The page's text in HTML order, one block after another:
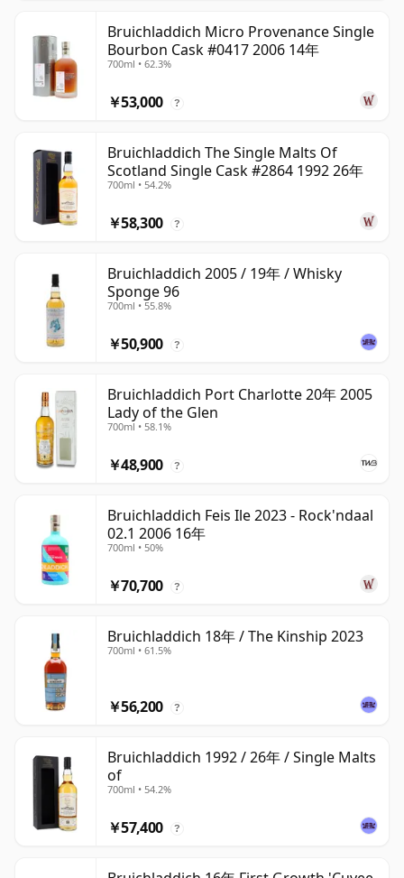
Bruichladdich Micro Provenance Single
Bourbon Cask #0417 2006 14年
700ml • 62.3%
￥53,000 ?
Bruichladdich The Single Malts Of
Scotland Single Cask #2864 1992 26年
700ml • 54.2%
￥58,300 ?
Bruichladdich 2005 / 19年 / Whisky
Sponge 96
700ml • 55.8%
￥50,900 ?
Bruichladdich Port Charlotte 20年 2005
Lady of the Glen
700ml • 58.1%
￥48,900 ?
Bruichladdich Feis Ile 2023 - Rock'ndaal
02.1 2006 16年
700ml • 50%
￥70,700 ?
Bruichladdich 18年 / The Kinship 2023
700ml • 61.5%
￥56,200 ?
Bruichladdich 1992 / 26年 / Single Malts
of
700ml • 54.2%
￥57,400 ?